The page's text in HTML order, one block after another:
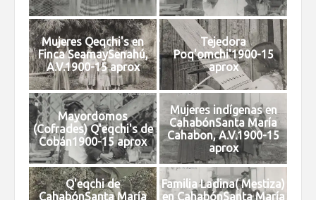
Mujeres Qeqchi's en
Finca SeamaySenahú,
A.V.1900-15 aprox
Tejedora
Poq'omchi'1900-15
aprox
Mayordomos
(Cofrades) Q'eqchi's de
Cobán1900-15 aprox
Mujeres indígenas en
CahabónSanta María
Cahabon, A.V.1900-15
aprox
Q'eqchi de
CahabónSanta María
Familia Ladina( Mestiza)
en CahabónSanta María